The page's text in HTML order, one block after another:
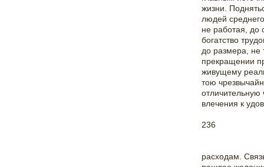
жизни.
людей
не работая, до
богатство
до размера,
прекращении
живущему
тою
отличительную
влечения к
236
расходам.